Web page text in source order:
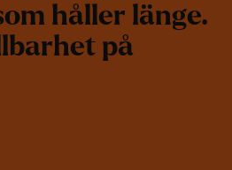
om håller länge.
lbarhet på